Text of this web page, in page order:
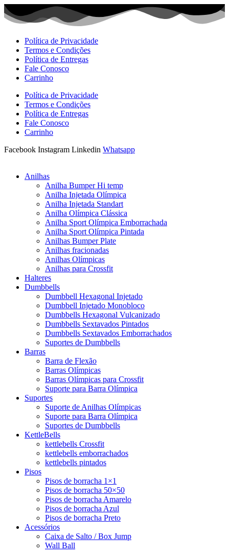
Ir
para
Política de Privacidade
Termos e Condições
Política de Entregas
Fale Conosco
Carrinho
Política de Privacidade
Termos e Condições
Política de Entregas
Fale Conosco
Carrinho
Facebook Instagram Linkedin Whatsapp
Anilhas
Anilha Bumper Hi temp
Anilha Injetada Olímpica
Anilha Injetada Standart
Anilha Olímpica Clássica
Anilha Sport Olímpica Emborrachada
Anilha Sport Olímpica Pintada
Anilhas Bumper Plate
Anilhas fracionadas
Anilhas Olímpicas
Anilhas para Crossfit
Halteres
Dumbbells
Dumbbell Hexagonal Injetado
Dumbbell Injetado Monobloco
Dumbbells Hexagonal Vulcanizado
Dumbbells Sextavados Pintados
Dumbbells Sextavados Emborrachados
Suportes de Dumbbells
Barras
Barra de Flexão
Barras Olímpicas
Barras Olímpicas para Crossfit
Suporte para Barra Olímpica
Suportes
Suporte de Anilhas Olímpicas
Suporte para Barra Olímpica
Suportes de Dumbbells
KettleBells
kettlebells Crossfit
kettlebells emborrachados
kettlebells pintados
Pisos
Pisos de borracha 1×1
Pisos de borracha 50×50
Pisos de borracha Amarelo
Pisos de borracha Azul
Pisos de borracha Preto
Acessórios
Caixa de Salto / Box Jump
Wall Ball